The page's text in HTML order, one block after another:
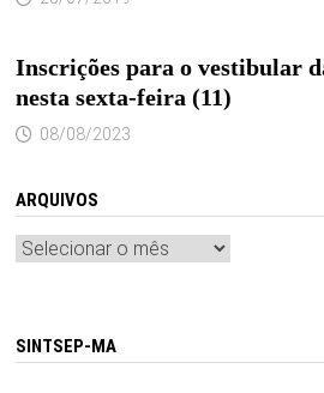
Inscrições para o vestibular
nesta sexta-feira (11)
08/08/2023
ARQUIVOS
Arquivos
SINTSEP-MA